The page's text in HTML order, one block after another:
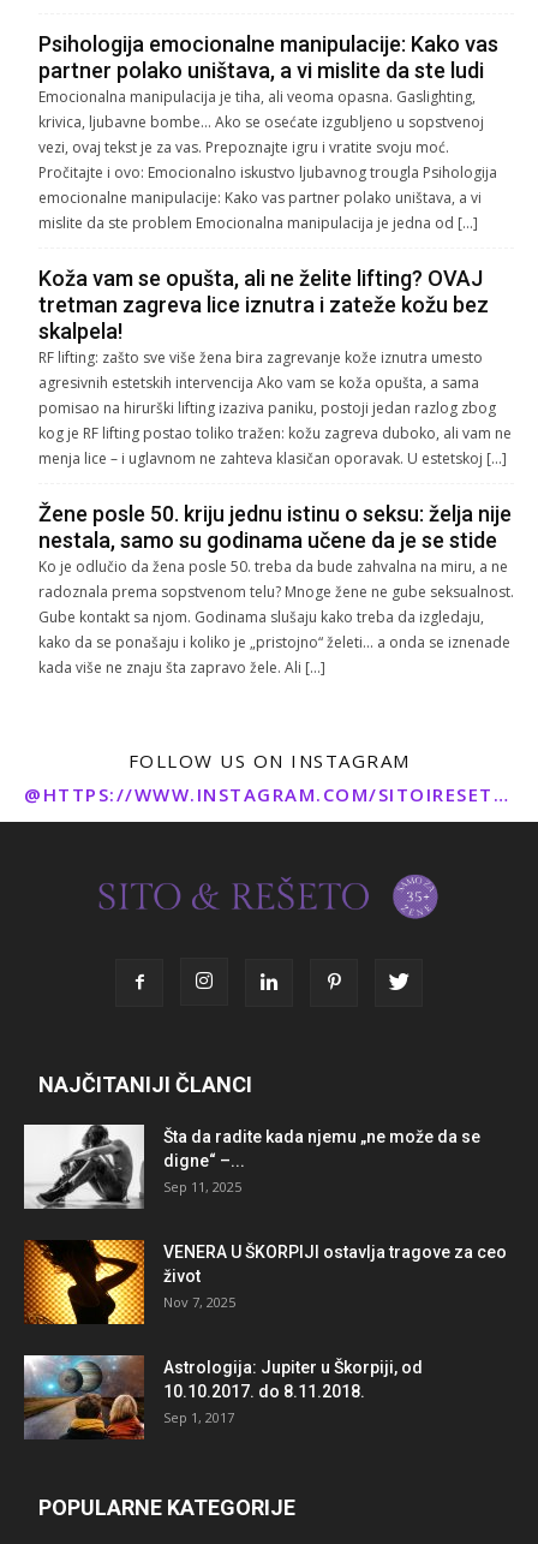
Psihologija emocionalne manipulacije: Kako vas
partner polako uništava, a vi mislite da ste ludi
Emocionalna manipulacija je tiha, ali veoma opasna. Gaslighting,
krivica, ljubavne bombe… Ako se osećate izgubljeno u sopstvenoj
vezi, ovaj tekst je za vas. Prepoznajte igru i vratite svoju moć.
Pročitajte i ovo: Emocionalno iskustvo ljubavnog trougla Psihologija
emocionalne manipulacije: Kako vas partner polako uništava, a vi
mislite da ste problem Emocionalna manipulacija je jedna od […]
Koža vam se opušta, ali ne želite lifting? OVAJ
tretman zagreva lice iznutra i zateže kožu bez
skalpela!
RF lifting: zašto sve više žena bira zagrevanje kože iznutra umesto
agresivnih estetskih intervencija Ako vam se koža opušta, a sama
pomisao na hirurški lifting izaziva paniku, postoji jedan razlog zbog
kog je RF lifting postao toliko tražen: kožu zagreva duboko, ali vam ne
menja lice – i uglavnom ne zahteva klasičan oporavak. U estetskoj […]
Žene posle 50. kriju jednu istinu o seksu: želja nije
nestala, samo su godinama učene da je se stide
Ko je odlučio da žena posle 50. treba da bude zahvalna na miru, a ne
radoznala prema sopstvenom telu? Mnoge žene ne gube seksualnost.
Gube kontakt sa njom. Godinama slušaju kako treba da izgledaju,
kako da se ponašaju i koliko je „pristojno“ želeti… a onda se iznenade
kada više ne znaju šta zapravo žele. Ali […]
FOLLOW US ON INSTAGRAM
@HTTPS://WWW.INSTAGRAM.COM/SITOIRESETO/
NAJČITANIJI ČLANCI
Šta da radite kada njemu „ne može da se
digne“ –...
Sep 11, 2025
VENERA U ŠKORPIJI ostavlja tragove za ceo
život
Nov 7, 2025
Astrologija: Jupiter u Škorpiji, od
10.10.2017. do 8.11.2018.
Sep 1, 2017
POPULARNE KATEGORIJE